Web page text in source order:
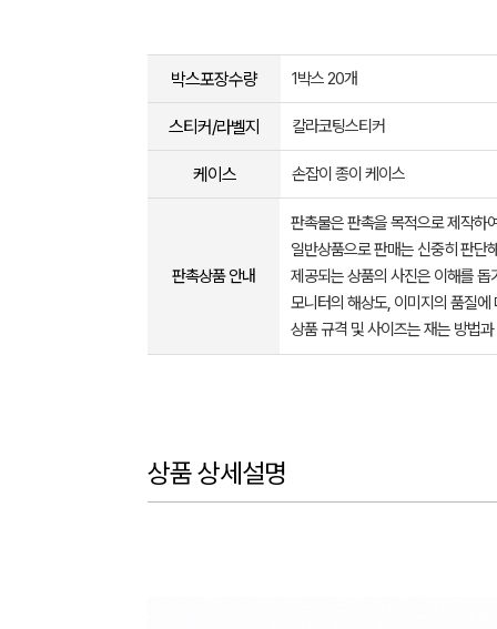
박스포장수량 1박스 20개
스티커/라벨지 칼라코팅스티커
케이스 손잡이 종이 케이스
판촉상품 안내
판촉물은 판촉을 목적으로 제작하
일반상품으로 판매는 신중히 판단
제공되는 상품의 사진은 이해를
모니터의 해상도, 이미지의 품질
상품 규격 및 사이즈는 재는 방법
상품 상세설명